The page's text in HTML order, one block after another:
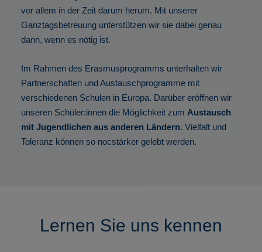
vor allem in der Zeit darum herum. Mit unserer
Ganztagsbetreuung unterstützen wir sie dabei genau
dann, wenn es nötig ist.
Im Rahmen des Erasmusprogramms unterhalten wir
Partnerschaften und Austauschprogramme mit
verschiedenen Schulen in Europa. Darüber eröffnen wir
unseren Schüler:innen die Möglichkeit zum Austausch
mit Jugendlichen aus anderen Ländern. Vielfalt und
Toleranz können so nocstärker gelebt werden.
Lernen Sie uns kennen